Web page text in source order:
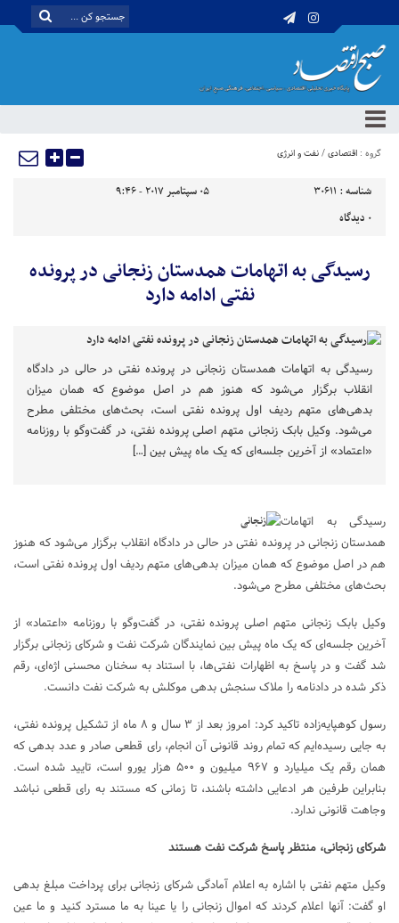
گروه : اقتصادی/نفت و انرژی
شناسه : 30611
05 سپتامبر 2017 - 9:46
0 دیدگاه
رسیدگی به اتهامات همدستان زنجانی در پرونده
نفتی ادامه دارد
رسیدگی به اتهامات همدستان زنجانی در پرونده نفتی در حالی در دادگاه
انقلاب برگزار می‌شود که هنوز هم در اصل موضوع که همان میزان
بدهی‌های متهم ردیف اول پرونده نفتی است، بحث‌های مختلفی مطرح
می‌شود. وکیل بابک زنجانی متهم اصلی پرونده نفتی، در گفت‌وگو با روزنامه
«اعتماد» از آخرین جلسه‌ای که یک ماه پیش بین […]
رسیدگی به اتهامات
همدستان زنجانی در پرونده نفتی در حالی در دادگاه انقلاب برگزار می‌شود که هنوز
هم در اصل موضوع که همان میزان بدهی‌های متهم ردیف اول پرونده نفتی است،
بحث‌های مختلفی مطرح می‌شود.
وکیل بابک زنجانی متهم اصلی پرونده نفتی، در گفت‌وگو با روزنامه «اعتماد» از
آخرین جلسه‌ای که یک ماه پیش بین نمایندگان شرکت نفت و شرکای زنجانی برگزار
شد گفت و در پاسخ به اظهارات نفتی‌ها، با استناد به سخنان محسنی اژه‌ای، رقم
ذکر شده در دادنامه را ملاک سنجش بدهی موکلش به شرکت نفت دانست.
رسول کوهپایه‌زاده تاکید کرد: امروز بعد از ۳ سال و ۸ ماه از تشکیل پرونده نفتی،
به جایی رسیده‌ایم که تمام روند قانونی آن انجام، رای قطعی صادر و عدد بدهی که
همان رقم یک میلیارد و ۹۶۷ میلیون و ۵۰۰ هزار یورو است، تایید شده است.
بنابراین طرفین هر ادعایی داشته باشند، تا زمانی که مستند به رای قطعی نباشد
وجاهت قانونی ندارد.
شرکای زنجانی، منتظر پاسخ شرکت نفت هستند
وکیل متهم نفتی با اشاره به اعلام آمادگی شرکای زنجانی برای پرداخت مبلغ بدهی
او گفت: آنها اعلام کردند که اموال زنجانی را یا عینا به ما مسترد کنید و ما عین